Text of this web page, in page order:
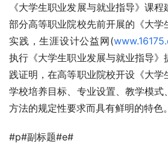
《大学生职业发展与就业指导》课
部分高等职业院校先前开展的《大学
实践，生涯设计公益网(
执行《大学生职业发展与就业指导
践证明，在高等职业院校开设《大学
学校培养目标、专业设置、教学模
方法的规定性要求而具有鲜明的特色。
#p#副标题#e#